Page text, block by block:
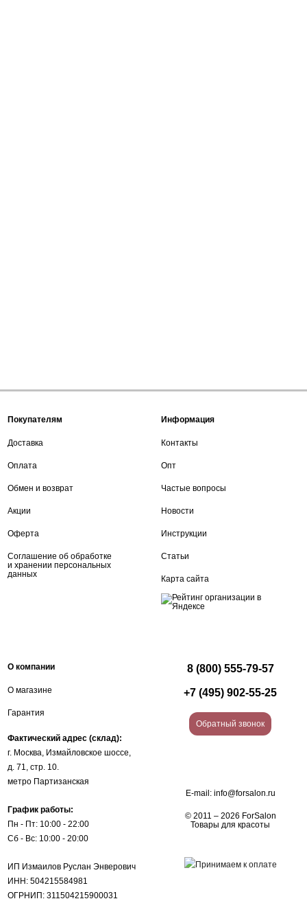
Покупателям
Доставка
Оплата
Обмен и возврат
Акции
Оферта
Соглашение об обработке
и хранении персональных
данных
Информация
Контакты
Опт
Частые вопросы
Новости
Инструкции
Статьи
Карта сайта
О компании
О магазине
Гарантия
Фактический адрес (склад):
г. Москва, Измайловское шоссе,
д. 71, стр. 10.
метро Партизанская
График работы:
Пн - Пт: 10:00 - 22:00
Сб - Вс: 10:00 - 20:00
ИП Измаилов Руслан Энверович
ИНН: 504215584981
ОГРНИП: 311504215900031
8 (800) 555-79-57
+7 (495) 902-55-25
Обратный звонок
E-mail: info@forsalon.ru
© 2011 – 2026 ForSalon
Товары для красоты